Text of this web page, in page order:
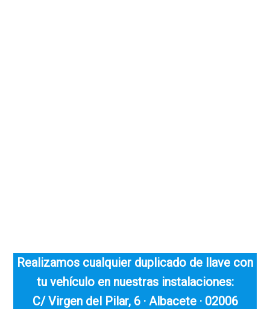
Realizamos cualquier duplicado de llave con
tu vehículo en nuestras instalaciones:
C/ Virgen del Pilar, 6 · Albacete · 02006